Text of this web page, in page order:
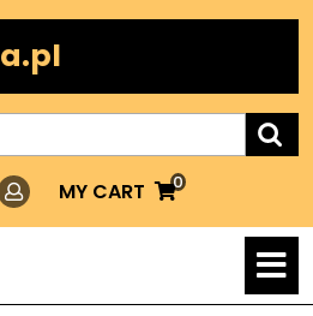
LoginMY CART
MY
0